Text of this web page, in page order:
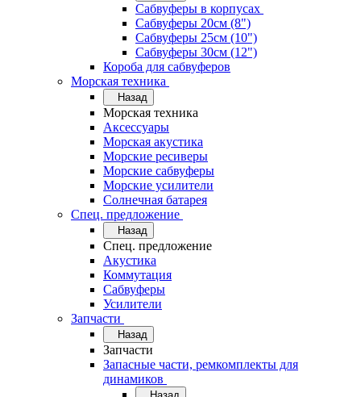
Сабвуферы в корпусах
Сабвуферы 20см (8")
Сабвуферы 25см (10")
Сабвуферы 30см (12")
Короба для сабвуферов
Морская техника
Назад
Морская техника
Аксессуары
Морская акустика
Морские ресиверы
Морские сабвуферы
Морские усилители
Солнечная батарея
Спец. предложение
Назад
Спец. предложение
Акустика
Коммутация
Сабвуферы
Усилители
Запчасти
Назад
Запчасти
Запасные части, ремкомплекты для
динамиков